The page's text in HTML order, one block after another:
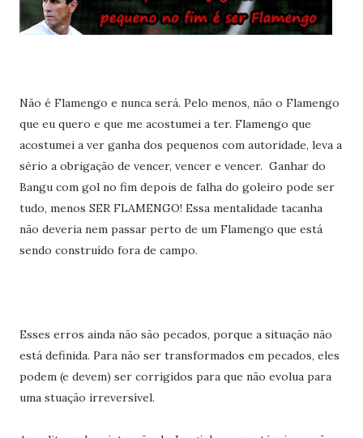
Não é Flamengo e nunca será. Pelo menos, não o Flamengo
que eu quero e que me acostumei a ter. Flamengo que
acostumei a ver ganha dos pequenos com autoridade, leva a
sério a obrigação de vencer, vencer e vencer. Ganhar do
Bangu com gol no fim depois de falha do goleiro pode ser
tudo, menos SER FLAMENGO! Essa mentalidade tacanha
não deveria nem passar perto de um Flamengo que está
sendo construído fora de campo.
Esses erros ainda não são pecados, porque a situação não
está definida. Para não ser transformados em pecados, eles
podem (e devem) ser corrigidos para que não evolua para
uma stuação irreversível.